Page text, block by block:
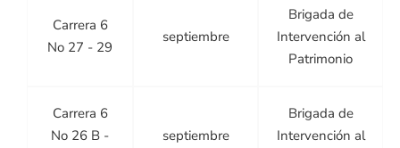
Carrera 6
No 27 - 29
septiembre
Brigada de
Intervención al
Patrimonio
Carrera 6
No 26 B -
septiembre
Brigada de
Intervención al